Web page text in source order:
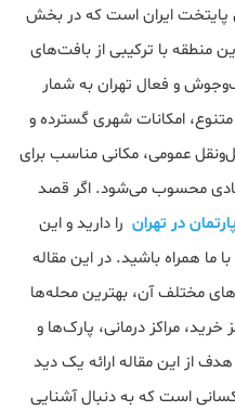
پایتخت ایران است که در بخش
منطقه با ترکیبی از بافت‌های
و فعال تهران به شمار
امکانات شهری گسترده و
عمومی، مکانی مناسب برای
محسوب می‌شود. اگر قصد
در تهران را دارید و این
ما همراه باشید. در این مقاله
مختلف آن، بهترین محله‌ها
مراکز درمانی، پارک‌ها و
از این مقاله ارائه یک دید
است که به دنبال آشنایی